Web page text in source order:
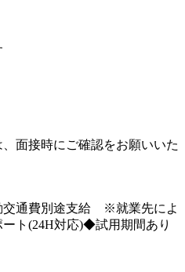
面接時にご確認をお願いいた
交通費別途支給 ※就業先によ
ト(24H対応)◆試用期間あり